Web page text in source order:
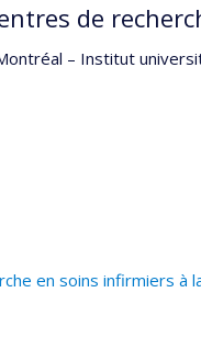
de
– Institut
en soins infirmiers à